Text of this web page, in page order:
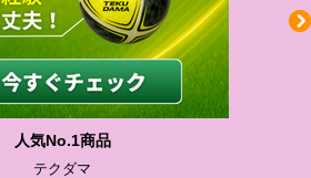
すい質問に沿って書ける
カイクサッカーノート